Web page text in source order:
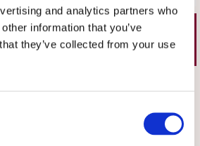
and analytics partners who
information that you’ve
they’ve collected from your use
produkter
Välj storlek